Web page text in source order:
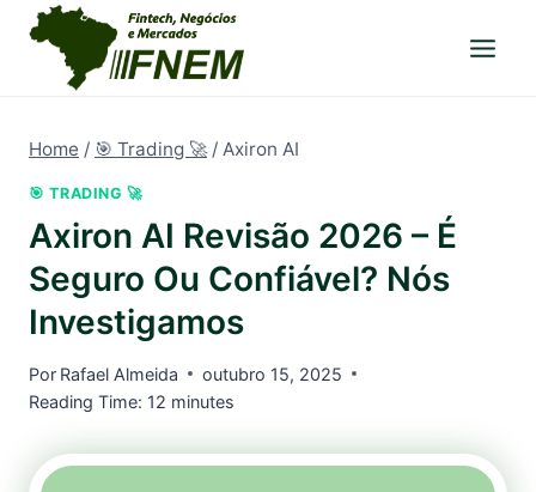
Pular
para
Home / 🎯 Trading 🚀 / Axiron AI
🎯 TRADING 🚀
Axiron AI Revisão 2026 – É
Seguro Ou Confiável? Nós
Investigamos
Por Rafael Almeida
outubro 15, 2025
Reading Time: 12 minutes